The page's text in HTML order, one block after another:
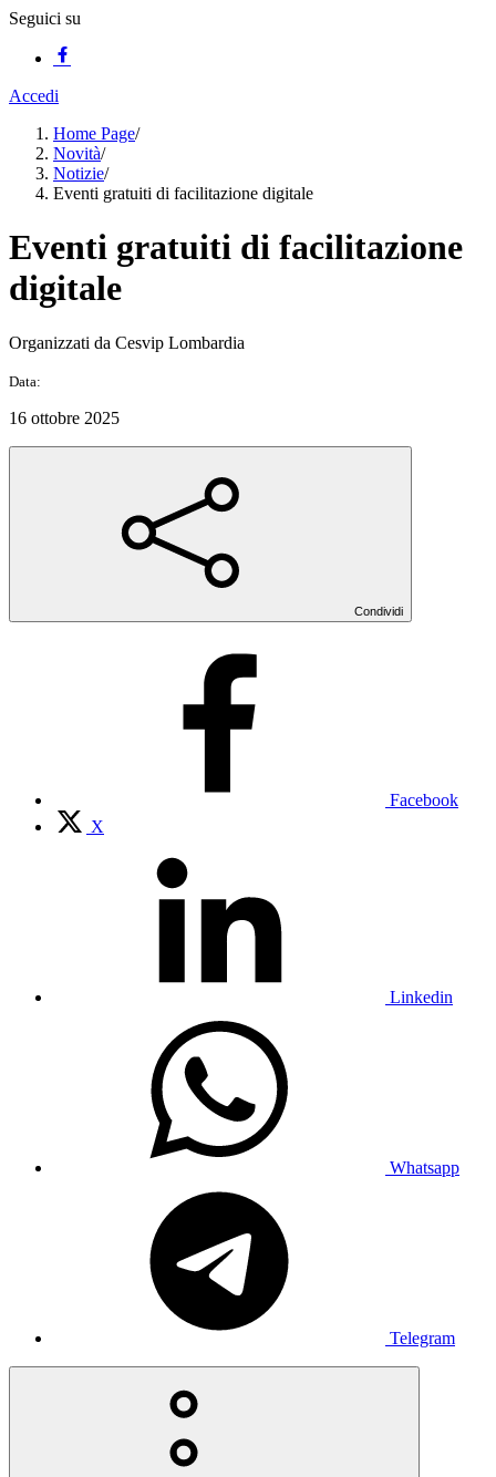
Seguici su
Accedi
Home Page/
Novità/
Notizie/
Eventi gratuiti di facilitazione digitale
Eventi gratuiti di facilitazione
digitale
Organizzati da Cesvip Lombardia
Data:
16 ottobre 2025
Condividi
Facebook
X
Linkedin
Whatsapp
Telegram